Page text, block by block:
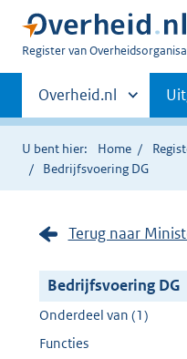
U
Register van
Primaire
navigatie
Andere
sites
binnen
Overheid.nl
U bent hier: Home
Bedrijfsvoering DG
Terug naar
Bedrijfsvoering DG
Onderdeel van (1)
Functies